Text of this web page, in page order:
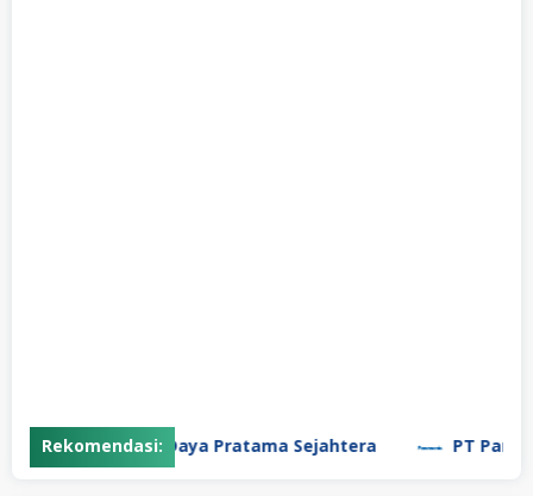
Rekomendasi:
PT Garuda Daya Pratama Sejahtera PT